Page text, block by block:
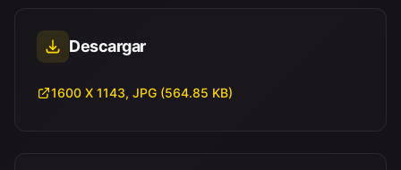
Descargar
1600 X 1143, JPG (564.85 KB)